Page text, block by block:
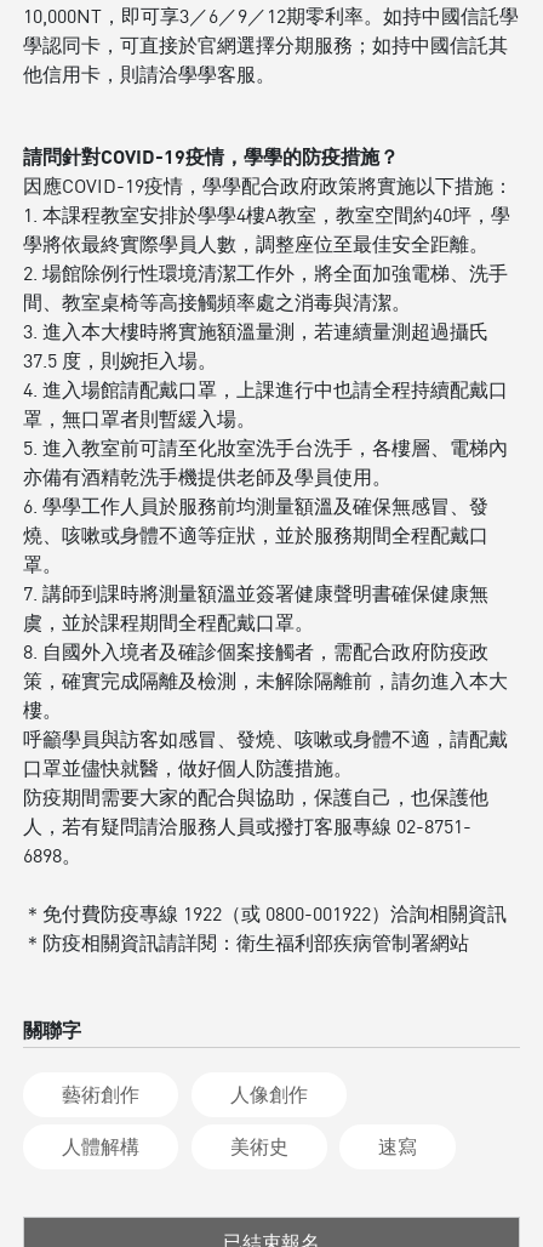
10,000NT，即可享3／6／9／12期零利率。如持中國信託學
學認同卡，可直接於官網選擇分期服務；如持中國信託其
他信用卡，則請洽學學客服。
請問針對COVID-19疫情，學學的防疫措施？
因應COVID-19疫情，學學配合政府政策將實施以下措施：
1. 本課程教室安排於學學4樓A教室，教室空間約40坪，學
學將依最終實際學員人數，調整座位至最佳安全距離。
2. 場館除例行性環境清潔工作外，將全面加強電梯、洗手
間、教室桌椅等高接觸頻率處之消毒與清潔。
3. 進入本大樓時將實施額溫量測，若連續量測超過攝氏
37.5 度，則婉拒入場。
4. 進入場館請配戴口罩，上課進行中也請全程持續配戴口
罩，無口罩者則暫緩入場。
5. 進入教室前可請至化妝室洗手台洗手，各樓層、電梯內
亦備有酒精乾洗手機提供老師及學員使用。
6. 學學工作人員於服務前均測量額溫及確保無感冒、發
燒、咳嗽或身體不適等症狀，並於服務期間全程配戴口
罩。
7. 講師到課時將測量額溫並簽署健康聲明書確保健康無
虞，並於課程期間全程配戴口罩。
8. 自國外入境者及確診個案接觸者，需配合政府防疫政
策，確實完成隔離及檢測，未解除隔離前，請勿進入本大
樓。
呼籲學員與訪客如感冒、發燒、咳嗽或身體不適，請配戴
口罩並儘快就醫，做好個人防護措施。
防疫期間需要大家的配合與協助，保護自己，也保護他
人，若有疑問請洽服務人員或撥打客服專線 02-8751-
6898。
＊免付費防疫專線 1922（或 0800-001922）洽詢相關資訊
＊防疫相關資訊請詳閱：衛生福利部疾病管制署網站
關聯字
藝術創作 人像創作
人體解構 美術史 速寫
已結束報名